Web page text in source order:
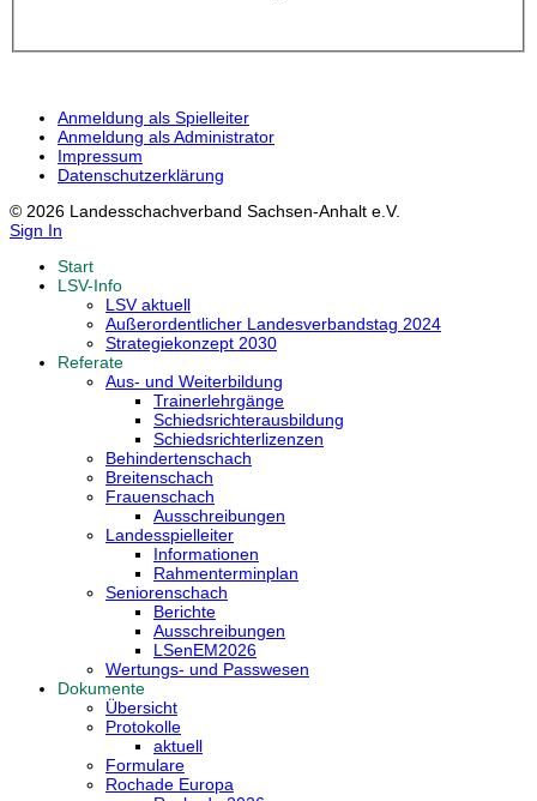
Anmeldung als Spielleiter
Anmeldung als Administrator
Impressum
Datenschutzerklärung
© 2026 Landesschachverband Sachsen-Anhalt e.V.
Sign In
Start
LSV-Info
LSV aktuell
Außerordentlicher Landesverbandstag 2024
Strategiekonzept 2030
Referate
Aus- und Weiterbildung
Trainerlehrgänge
Schiedsrichterausbildung
Schiedsrichterlizenzen
Behindertenschach
Breitenschach
Frauenschach
Ausschreibungen
Landesspielleiter
Informationen
Rahmenterminplan
Seniorenschach
Berichte
Ausschreibungen
LSenEM2026
Wertungs- und Passwesen
Dokumente
Übersicht
Protokolle
aktuell
Formulare
Rochade Europa